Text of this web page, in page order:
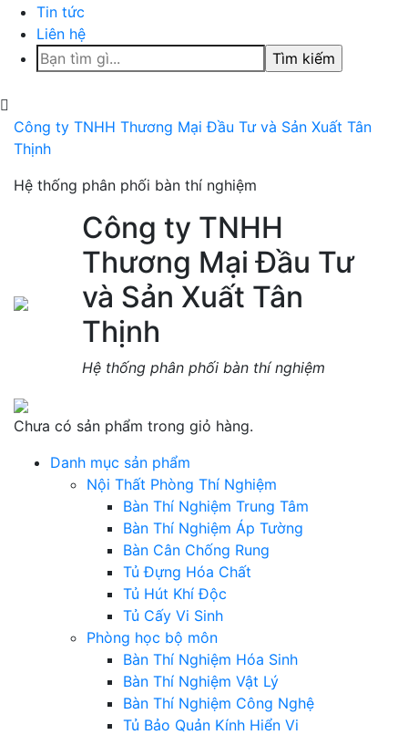
Tin tức
Liên hệ
Tìm
kiếm
Công ty TNHH Thương Mại Đầu Tư và Sản Xuất Tân
Thịnh
Hệ thống phân phối bàn thí nghiệm
Công ty TNHH
Thương Mại Đầu Tư
và Sản Xuất Tân
Thịnh
Hệ thống phân phối bàn thí nghiệm
Chưa có sản phẩm trong giỏ hàng.
Danh mục sản phẩm
Nội Thất Phòng Thí Nghiệm
Bàn Thí Nghiệm Trung Tâm
Bàn Thí Nghiệm Áp Tường
Bàn Cân Chống Rung
Tủ Đựng Hóa Chất
Tủ Hút Khí Độc
Tủ Cấy Vi Sinh
Phòng học bộ môn
Bàn Thí Nghiệm Hóa Sinh
Bàn Thí Nghiệm Vật Lý
Bàn Thí Nghiệm Công Nghệ
Tủ Bảo Quản Kính Hiển Vi